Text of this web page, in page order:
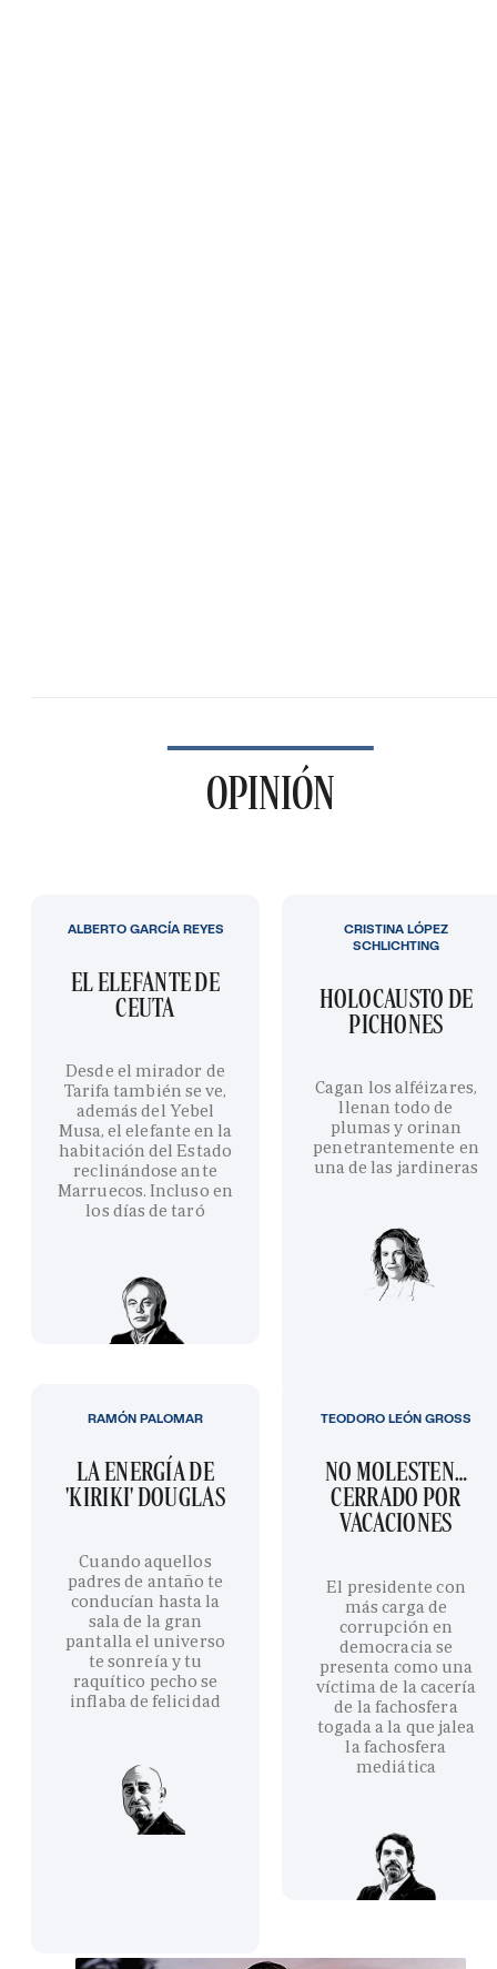
OPINIÓN
EL ELEFANTE DE
CEUTA
Desde el mirador de
Tarifa también se ve,
además del Yebel
Musa, el elefante en la
habitación del Estado
reclinándose ante
Marruecos. Incluso en
los días de taró
ALBERTO GARCÍA REYES
HOLOCAUSTO DE
PICHONES
Cagan los alféizares,
llenan todo de
plumas y orinan
penetrantemente en
una de las jardineras
CRISTINA LÓPEZ
SCHLICHTING
LA ENERGÍA DE
'KIRIKI' DOUGLAS
Cuando aquellos
padres de antaño te
conducían hasta la
sala de la gran
pantalla el universo
te sonreía y tu
raquítico pecho se
inflaba de felicidad
RAMÓN PALOMAR
NO MOLESTEN…
CERRADO POR
VACACIONES
El presidente con
más carga de
corrupción en
democracia se
presenta como una
víctima de la cacería
de la fachosfera
togada a la que jalea
la fachosfera
mediática
TEODORO LEÓN GROSS